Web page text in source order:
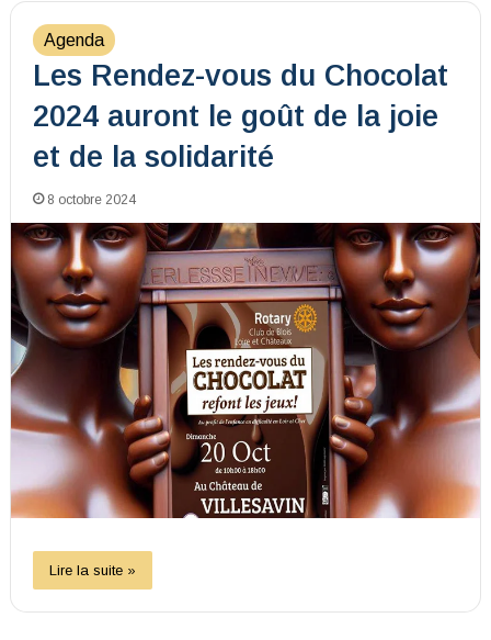
Agenda
Les Rendez-vous du Chocolat
2024 auront le goût de la joie
et de la solidarité
8 octobre 2024
Lire la suite »